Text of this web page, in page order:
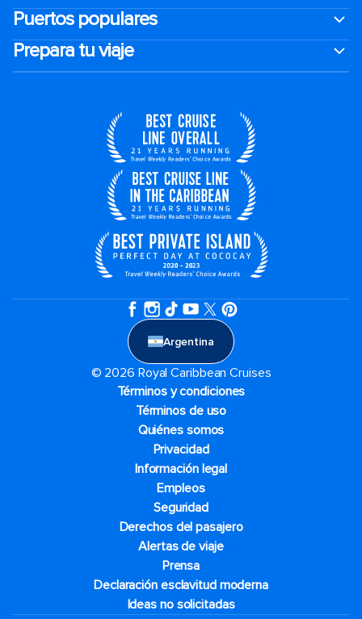
Puertos populares
Prepara tu viaje
Argentina
© 2026 Royal Caribbean Cruises
Términos y condiciones
Términos de uso
Quiénes somos
Privacidad
Información legal
Empleos
Seguridad
Derechos del pasajero
Alertas de viaje
Prensa
Declaración esclavitud moderna
Ideas no solicitadas